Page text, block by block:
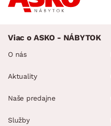
Viac o ASKO - NÁBYTOK
O nás
Aktuality
Naše predajne
Služby